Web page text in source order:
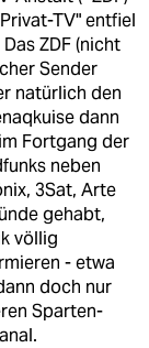
TV" entfiel
ZDF (nicht
Sender
natürlich den
dann
Fortgang der
neben
3Sat, Arte
gehabt,
völlig
- etwa
doch nur
Sparten-